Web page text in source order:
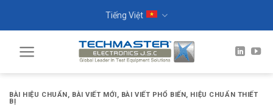
Tiếng Việt
BÀI HIỆU CHUẨN, BÀI VIẾT MỚI, BÀI VIẾT PHỔ BIẾN, HIỆU CHUẨN THIẾT
BỊ